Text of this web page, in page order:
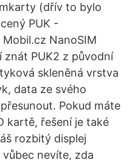
(dřív to bylo
PUK -
NanoSIM
PUK2 z původní
skleněná vrstva
data ze svého
Pokud máte
kartě, řešení je také
rozbitý displej
nevíte, zda